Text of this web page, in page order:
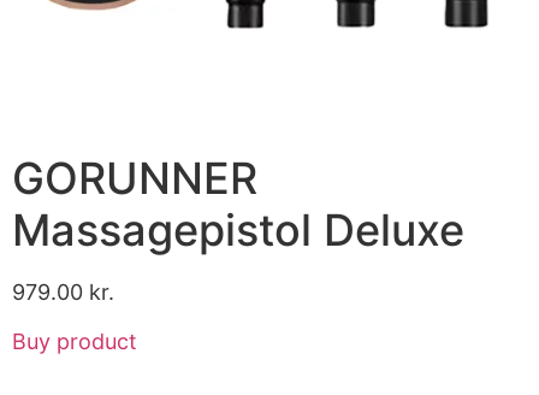
GORUNNER
Massagepistol Deluxe
979.00 kr.
Buy product